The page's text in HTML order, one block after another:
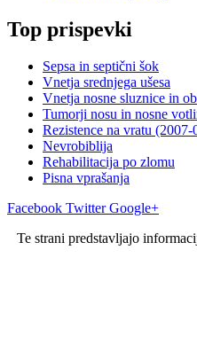
Top prispevki
Sepsa in septični šok
Vnetja srednjega ušesa
Vnetja nosne sluznice in
Tumorji nosu in nosne
Rezistence na vratu (2007-
Nevrobiblija
Rehabilitacija po zlomu
Pisna vprašanja
Facebook Twitter Google+
Te strani predstavljajo